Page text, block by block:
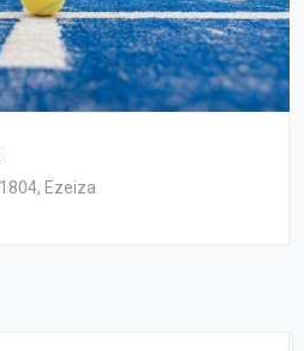
Ezeiza